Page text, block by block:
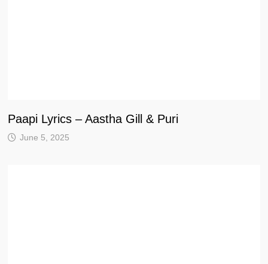
Paapi Lyrics – Aastha Gill & Puri
June 5, 2025